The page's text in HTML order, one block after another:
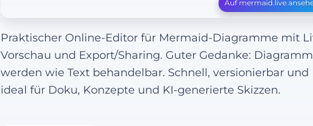
Auf mermaid.live
Praktischer Online-Editor für Mermaid-Diagramme mit
Vorschau und Export/Sharing. Guter Gedanke:
werden wie Text behandelbar. Schnell, versionierbar und
ideal für Doku, Konzepte und KI-generierte Skizzen.